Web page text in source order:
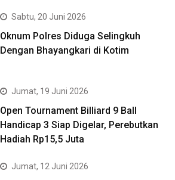
Sabtu, 20 Juni 2026
Oknum Polres Diduga Selingkuh
Dengan Bhayangkari di Kotim
Jumat, 19 Juni 2026
Open Tournament Billiard 9 Ball
Handicap 3 Siap Digelar, Perebutkan
Hadiah Rp15,5 Juta
Jumat, 12 Juni 2026